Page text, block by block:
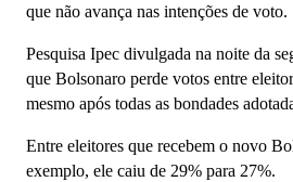
que não avança nas intenções de voto.
Pesquisa Ipec divulgada na noite da
que Bolsonaro perde votos entre
mesmo após todas as bondades
Entre eleitores que recebem o novo
exemplo, ele caiu de 29% para 27%.